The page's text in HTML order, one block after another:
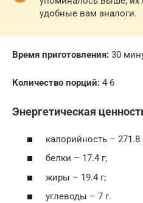
удобные вам аналоги.
Время приготовления: 30
Количество порций: 4-6
Энергетическая
калорийность – 271.8
белки – 17.4 г;
жиры – 19.4 г;
углеводы – 7 г.